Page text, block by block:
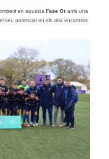
en aqueixa Fase Or amb una
seu potencial en els dos encontres